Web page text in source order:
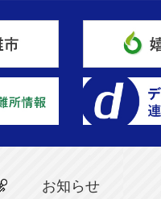
お知らせ